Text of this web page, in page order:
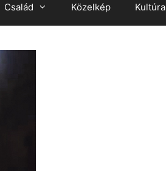
Család Közelkép Kultúra